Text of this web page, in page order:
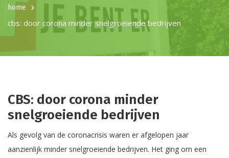
home
cbs: door corona minder snelgroeiende bedrijven
CBS: door corona minder
snelgroeiende bedrijven
Als gevolg van de coronacrisis waren er afgelopen jaar
aanzienlijk minder snelgroeiende bedrijven. Het ging om een